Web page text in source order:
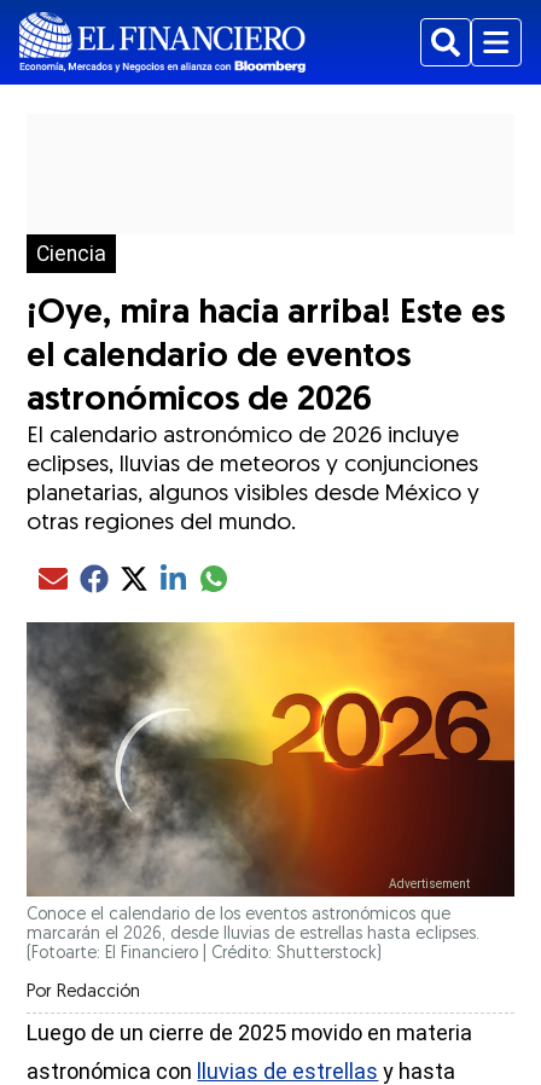
BuscarMenu
Ciencia
¡Oye, mira hacia arriba! Este es
el calendario de eventos
astronómicos de 2026
El calendario astronómico de 2026 incluye
eclipses, lluvias de meteoros y conjunciones
planetarias, algunos visibles desde México y
otras regiones del mundo.
Compartir el artículo actual mediante Email
Compartir el artículo actual mediante Facebook
Compartir el artículo actual mediante Twitter
Compartir el artículo actual mediante LinkedIn
Compartir el artículo actual mediante
Conoce el calendario de los eventos astronómicos que
marcarán el 2026, desde lluvias de estrellas hasta eclipses.
(Fotoarte: El Financiero | Crédito: Shutterstock)
Por Redacción
Luego de un cierre de 2025 movido en materia
astronómica con lluvias de estrellas y hasta